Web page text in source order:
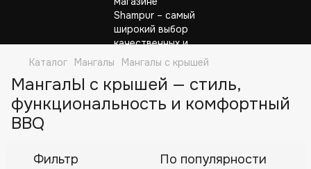
Каталог Мангалы Мангалы с крышей
МангалЫ с крышей — стиль,
функциональность и комфортный
BBQ
Фильтр По популярности